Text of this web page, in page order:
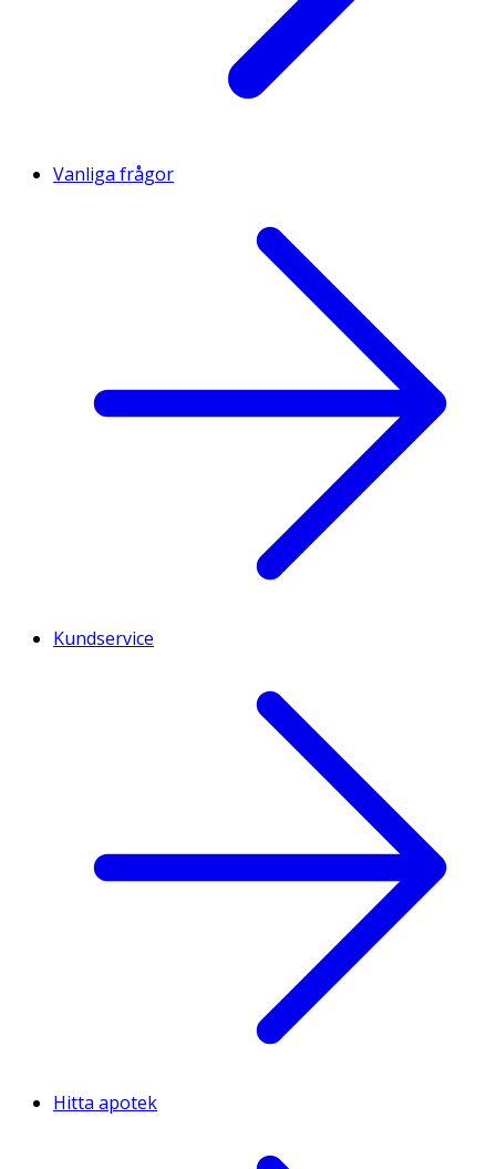
Vanliga frågor
Kundservice
Hitta apotek